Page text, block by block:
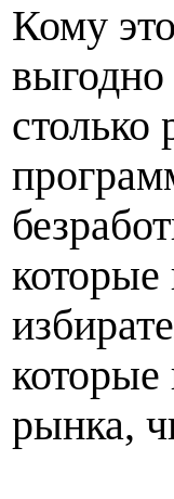
Кому
столько
которые
рынка,